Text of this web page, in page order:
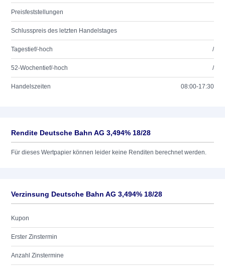
Preisfeststellungen
Schlusspreis des letzten Handelstages
Tagestief/-hoch /
52-Wochentief/-hoch /
Handelszeiten 08:00-17:30
Rendite Deutsche Bahn AG 3,494% 18/28
Für dieses Wertpapier können leider keine Renditen berechnet werden.
Verzinsung Deutsche Bahn AG 3,494% 18/28
Kupon
Erster Zinstermin
Anzahl Zinstermine